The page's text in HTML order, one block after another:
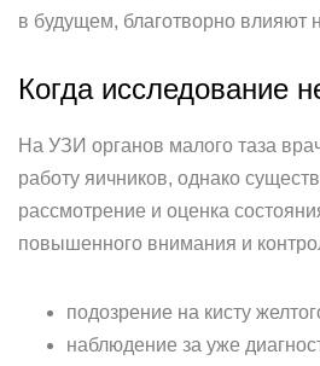
в будущем, благотворно влияют
Когда исследование
На УЗИ органов малого таза
работу яичников, однако
рассмотрение и оценка
повышенного внимания и
подозрение на кисту
наблюдение за уже